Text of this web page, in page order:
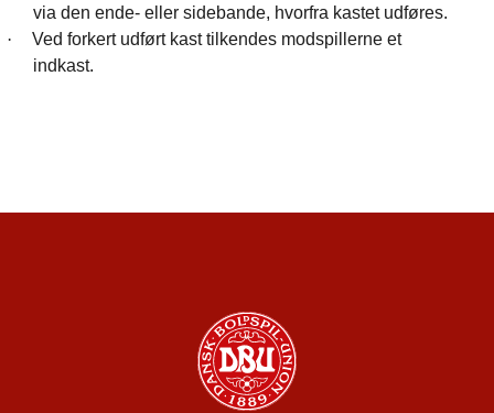
via den ende- eller sidebande, hvorfra kastet udføres.
·
Ved forkert udført kast tilkendes modspillerne et
indkast.